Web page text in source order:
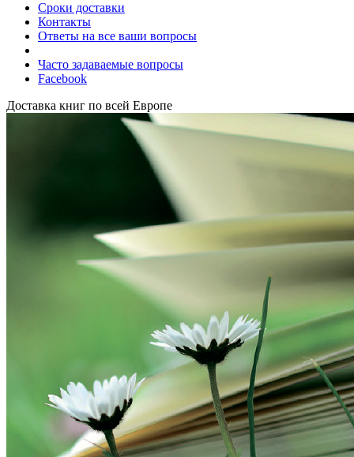
Сроки доставки
Контакты
Ответы на все ваши вопросы
Часто задаваемые вопросы
Facebook
Доставка книг по всей Европе